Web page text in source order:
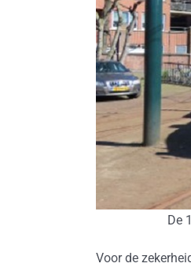
De
Voor de